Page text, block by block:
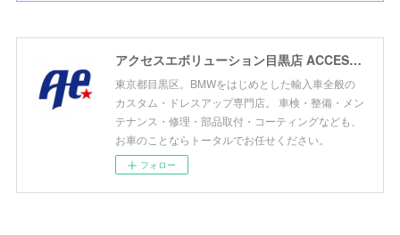
アクセスエボリューション目黒店 ACCESS EVOLUTION MEGURO
東京都目黒区。BMWをはじめとした輸入車全般の
カスタム・ドレスアップ専門店。 車検・整備・メン
テナンス・修理・部品取付・コーティングなども、
お車のことならトータルでお任せください。
フォロー